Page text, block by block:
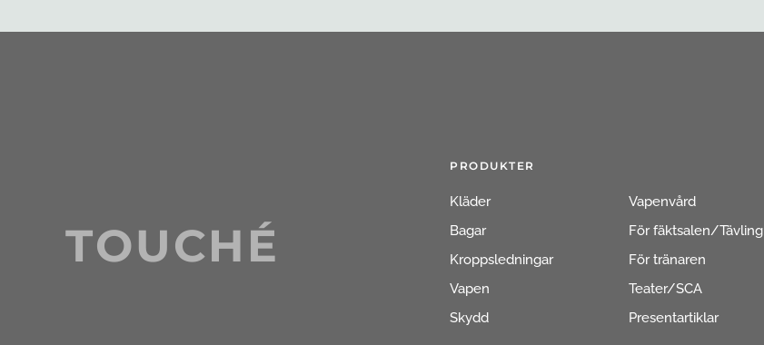
TOUCHÉ
PRODUKTER
Kläder
Bagar
Kroppsledningar
Vapen
Skydd
Vapenvård
För fäktsalen/Tävling
För tränaren
Teater/SCA
Presentartiklar